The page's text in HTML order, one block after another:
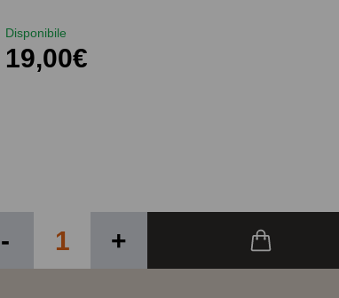
Disponibile
19,00€
- +